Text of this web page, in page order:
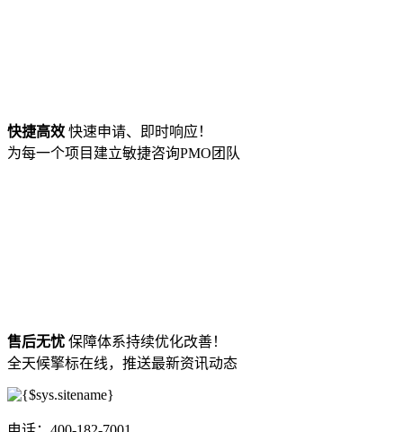
快捷高效 快速申请、即时响应！
为每一个项目建立敏捷咨询PMO团队
售后无忧 保障体系持续优化改善！
全天候擎标在线，推送最新资讯动态